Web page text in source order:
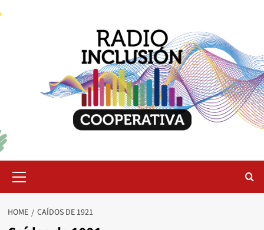
Menu
HOME CAÍDOS DE 1921